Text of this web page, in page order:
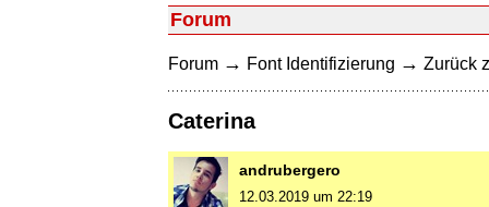
Forum
Forum → Font Identifizierung → Zurück
Caterina
andrubergero
12.03.2019 um 22:19